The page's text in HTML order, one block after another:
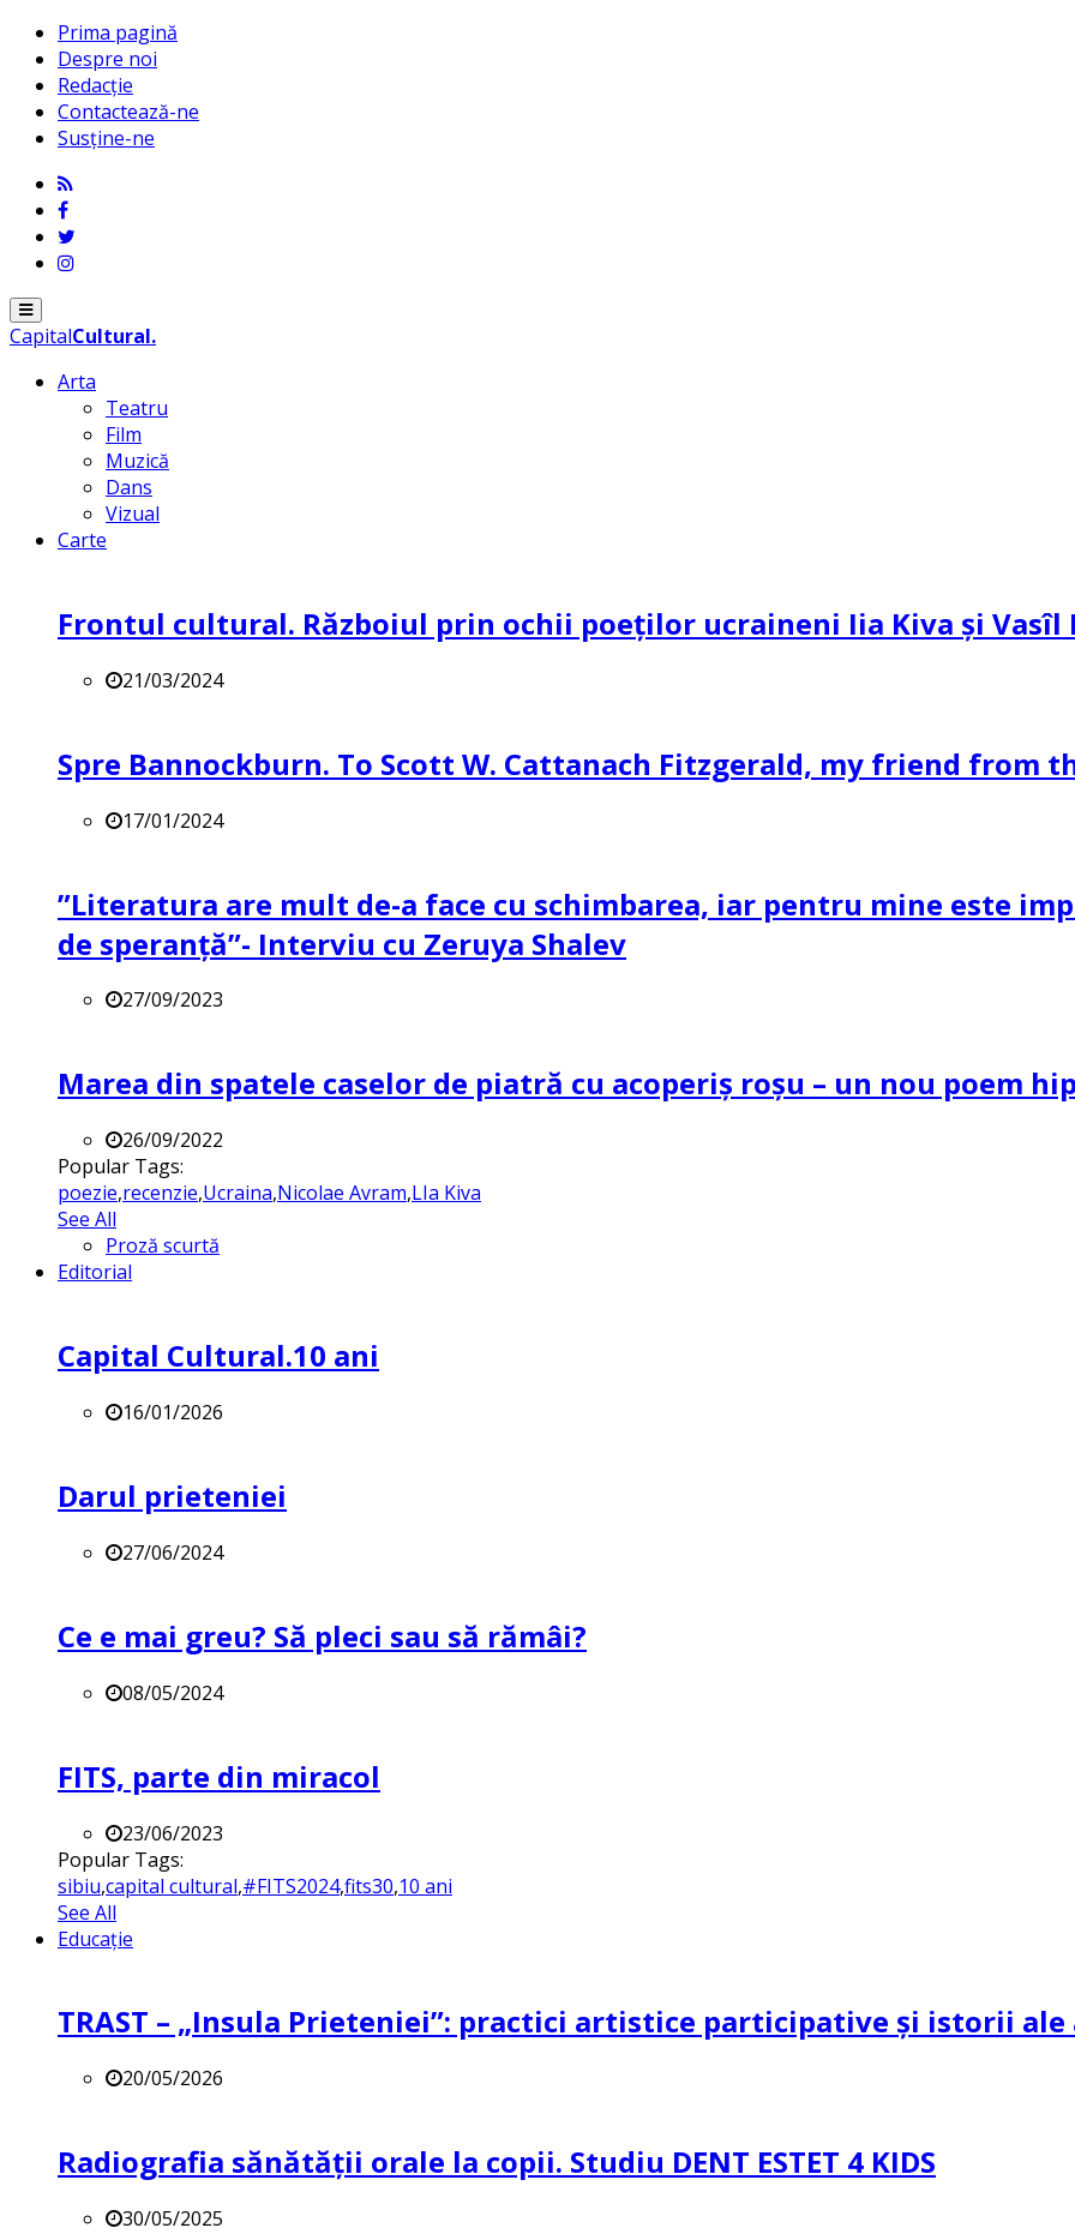
Prima pagină
Despre noi
Redacție
Contactează-ne
Susține-ne
Menu
CapitalCultural.
Arta
Teatru
Film
Muzică
Dans
Vizual
Carte
Frontul cultural. Războiul prin ochii poeților ucraineni Iia Kiva și Vasîl
21/03/2024
Spre Bannockburn. To Scott W. Cattanach Fitzgerald, my friend from
17/01/2024
”Literatura are mult de-a face cu schimbarea, iar pentru mine este
de speranță”- Interviu cu Zeruya Shalev
27/09/2023
Marea din spatele caselor de piatră cu acoperiș roșu – un nou poem
26/09/2022
Popular Tags:
poezie,recenzie,Ucraina,Nicolae Avram,LIa Kiva
See All
Proză scurtă
Editorial
Capital Cultural.10 ani
16/01/2026
Darul prieteniei
27/06/2024
Ce e mai greu? Să pleci sau să rămâi?
08/05/2024
FITS, parte din miracol
23/06/2023
Popular Tags:
sibiu,capital cultural,#FITS2024,fits30,10 ani
See All
Educație
TRAST – „Insula Prieteniei”: practici artistice participative și istorii
20/05/2026
Radiografia sănătății orale la copii. Studiu DENT ESTET 4 KIDS
30/05/2025